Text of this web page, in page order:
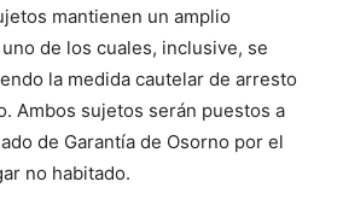
mantienen un amplio
de los cuales, inclusive, se
la medida cautelar de arresto
Ambos sujetos serán puestos a
de Garantía de Osorno por el
no habitado.